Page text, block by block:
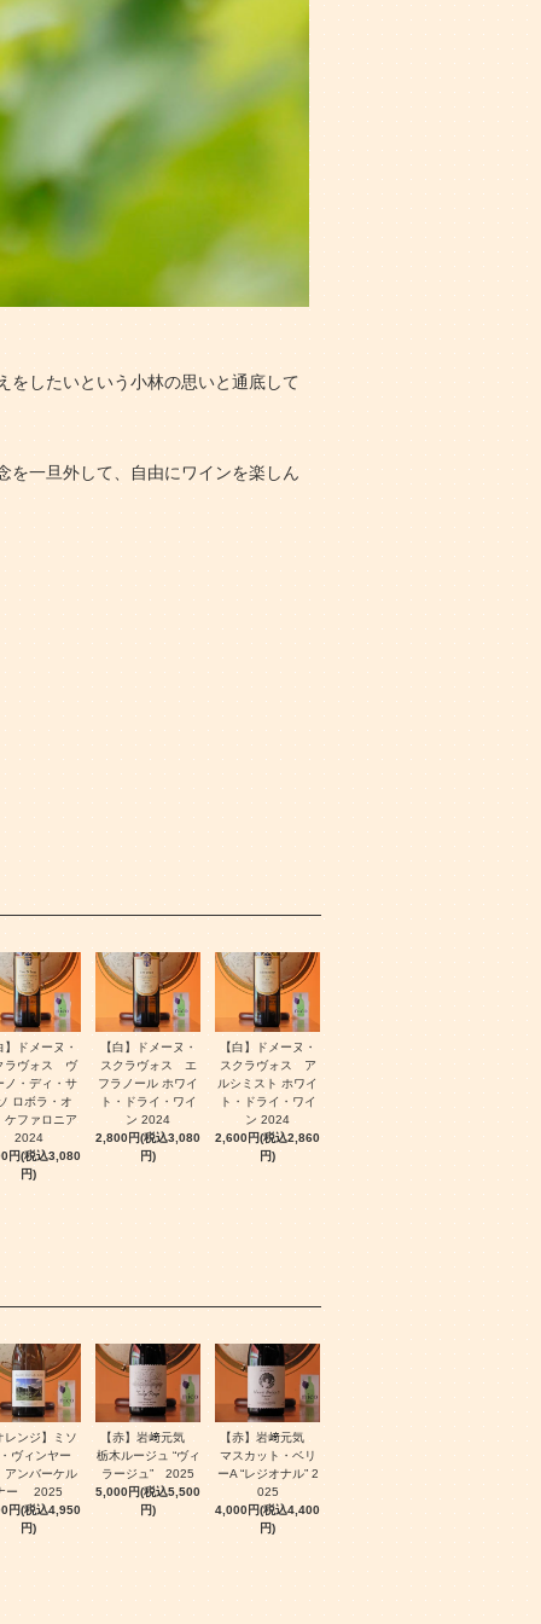
をしたいという小林の思いと通底して
を一旦外して、自由にワインを楽しん
】ドメーヌ・
ラヴォス ヴ
ノ・ディ・サ
ロボラ・オ
ケファロニア
2024
円(税込3,080
円)
【白】ドメーヌ・
スクラヴォス エ
フラノール ホワイ
ト・ドライ・ワイ
ン 2024
2,800円(税込3,080
円)
【白】ドメーヌ・
スクラヴォス ア
ルシミスト ホワイ
ト・ドライ・ワイ
ン 2024
2,600円(税込2,860
円)
レンジ】ミソ
ヴィンヤー
ンバーケル
ー 2025
円(税込4,950
円)
【赤】岩﨑元気
栃木ルージュ “ヴィ
ラージュ” 2025
5,000円(税込5,500
円)
【赤】岩﨑元気
マスカット・ベリ
ーA “レジオナル” 2
025
4,000円(税込4,400
円)